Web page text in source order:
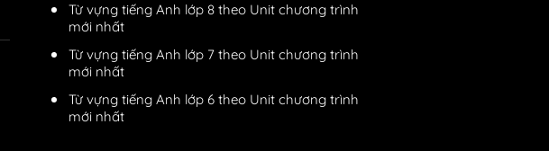
Từ vựng tiếng Anh lớp 8 theo Unit chương trình
mới nhất
Từ vựng tiếng Anh lớp 7 theo Unit chương trình
mới nhất
Từ vựng tiếng Anh lớp 6 theo Unit chương trình
mới nhất